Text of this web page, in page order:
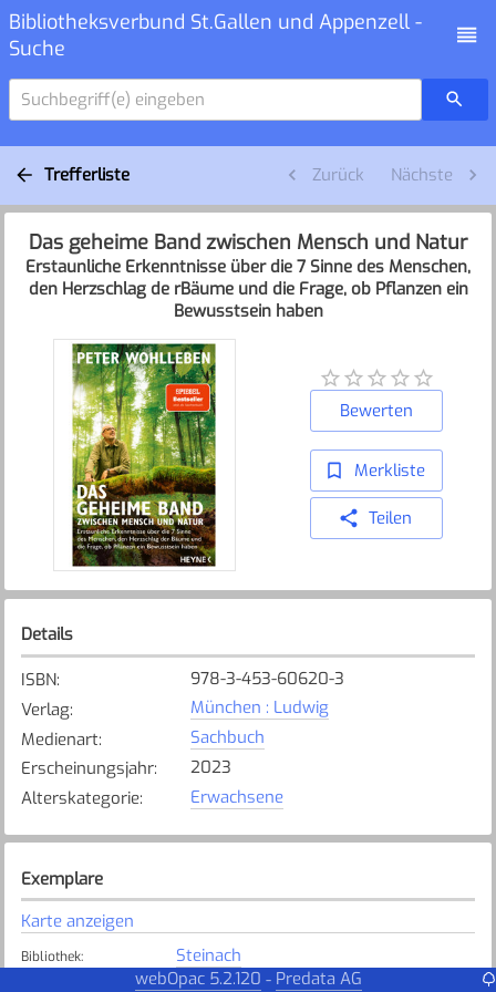
Bibliotheksverbund St.Gallen und Appenzell -
Suche
Suchbegriff(e) eingeben
Trefferliste Zurück Nächste
Das geheime Band zwischen Mensch und Natur
Erstaunliche Erkenntnisse über die 7 Sinne des Menschen,
den Herzschlag de rBäume und die Frage, ob Pflanzen ein
Bewusstsein haben
Bewerten
Merkliste
Teilen
Details
ISBN:
978-3-453-60620-3
Verlag:
München : Ludwig
Medienart:
Sachbuch
Erscheinungsjahr:
2023
Alterskategorie: Erwachsene
Exemplare
Karte anzeigen
Bibliothek: Steinach
Verfügbar
webOpac 5.2.120 - Predata AG